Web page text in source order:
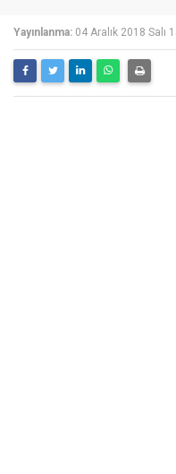
Yayınlanma: 04 Aralık 2018 Salı